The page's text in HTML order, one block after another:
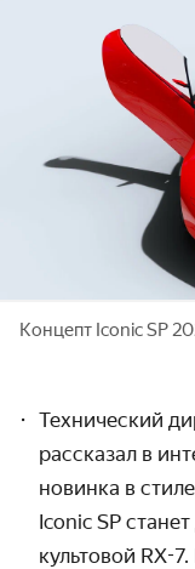
Концепт Iconic SP
Технический
рассказал в
новинка в
Iconic SP
культовой RX-